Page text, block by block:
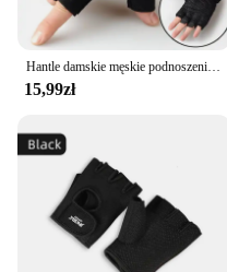
Hantle damskie męskie podnoszenie ciężarów Crossfit kulturystyka Sport trening trening gimnastyczny rękawice antypoślizgowe ochraniacz na nadgarstek
15,99zł